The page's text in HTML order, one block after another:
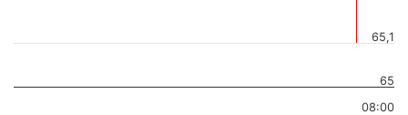
08:00
65
65,1